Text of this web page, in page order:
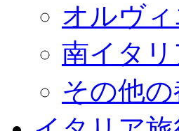
オルヴィ
南イタリ
その他